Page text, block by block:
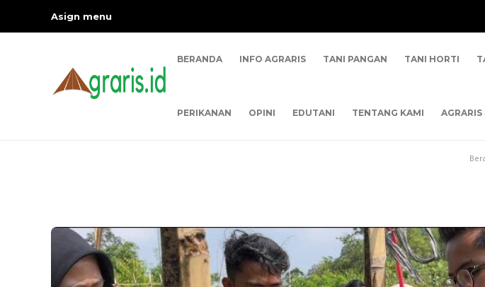
Asign menu
BERANDA INFO AGRARIS TANI PANGAN TANI HORTI
PERIKANAN OPINI EDUTANI TENTANG KAMI